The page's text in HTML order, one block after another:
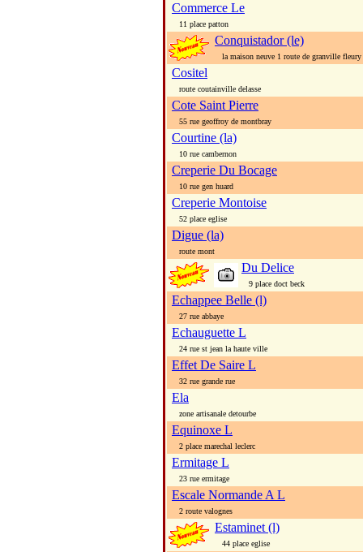
Commerce Le
11 place patton
Conquistador (le)
la maison neuve 1 route de granville fleury
Cositel
route coutainville delasse
Cote Saint Pierre
55 rue geoffroy de montbray
Courtine (la)
10 rue cambernon
Creperie Du Bocage
10 rue gen huard
Creperie Montoise
52 place eglise
Digue (la)
route mont
Du Delice
9 place doct beck
Echappee Belle (l)
27 rue abbaye
Echauguette L
24 rue st jean la haute ville
Effet De Saire L
32 rue grande rue
Ela
zone artisanale detourbe
Equinoxe L
2 place marechal leclerc
Ermitage L
23 rue ermitage
Escale Normande A L
2 route valognes
Estaminet (l)
44 place eglise